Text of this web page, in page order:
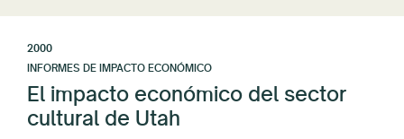
2000
INFORMES DE IMPACTO ECONÓMICO
El impacto económico del sector
cultural de Utah